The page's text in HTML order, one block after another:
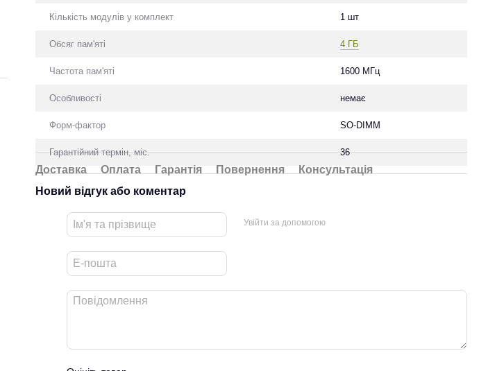
Кількість модулів у комплект 1 шт
Обсяг пам'яті 4 ГБ
Частота пам'яті 1600 МГц
Особливості немає
Форм-фактор SO-DIMM
Гарантійний термін, міс. 36
Доставка Оплата Гарантія Повернення
Консультація
Новий відгук або коментар
Увійти за допомогою